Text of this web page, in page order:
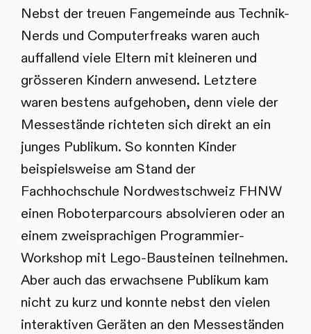
Nebst der treuen Fangemeinde aus Technik-
Nerds und Computerfreaks waren auch
auffallend viele Eltern mit kleineren und
grösseren Kindern anwesend. Letztere
waren bestens aufgehoben, denn viele der
Messestände richteten sich direkt an ein
junges Publikum. So konnten Kinder
beispielsweise am Stand der
Fachhochschule Nordwestschweiz FHNW
einen Roboterparcours absolvieren oder an
einem zweisprachigen Programmier-
Workshop mit Lego-Bausteinen teilnehmen.
Aber auch das erwachsene Publikum kam
nicht zu kurz und konnte nebst den vielen
interaktiven Geräten an den Messeständen